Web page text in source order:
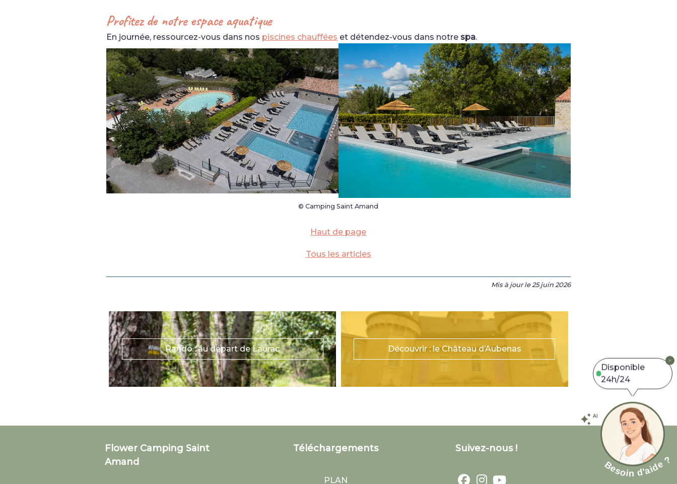
Profitez de notre espace aquatique
En journée, ressourcez-vous dans nos piscines chauffées et détendez-vous dans notrespa.
© Camping Saint Amand
Haut de page
Tous les articles
Mis à jour le25 juin 2026
Rando : au départ de Laurac Découvrir : le Château d’Aubenas
Flower Camping Saint
Amand
Téléchargements
PLAN
Suivez-nous !
Disponible
24h/24
Besoin d'aide ?